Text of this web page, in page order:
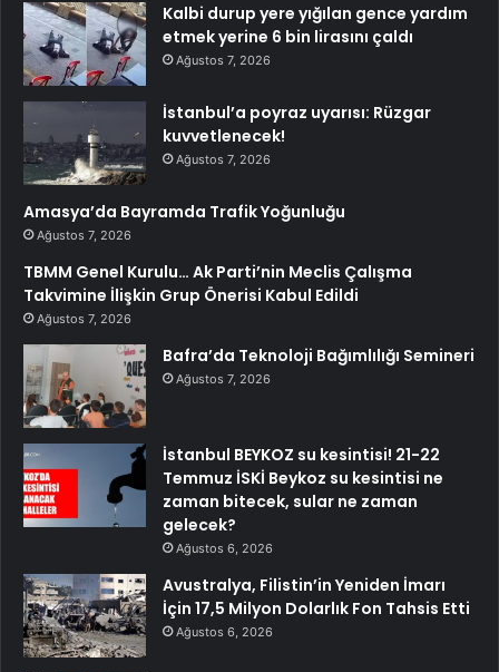
Kalbi durup yere yığılan gence yardım
etmek yerine 6 bin lirasını çaldı
Ağustos 7, 2026
İstanbul’a poyraz uyarısı: Rüzgar
kuvvetlenecek!
Ağustos 7, 2026
Amasya’da Bayramda Trafik Yoğunluğu
Ağustos 7, 2026
TBMM Genel Kurulu… Ak Parti’nin Meclis Çalışma
Takvimine İlişkin Grup Önerisi Kabul Edildi
Ağustos 7, 2026
Bafra’da Teknoloji Bağımlılığı Semineri
Ağustos 7, 2026
İstanbul BEYKOZ su kesintisi! 21-22
Temmuz İSKİ Beykoz su kesintisi ne
zaman bitecek, sular ne zaman
gelecek?
Ağustos 6, 2026
Avustralya, Filistin’in Yeniden İmarı
İçin 17,5 Milyon Dolarlık Fon Tahsis Etti
Ağustos 6, 2026